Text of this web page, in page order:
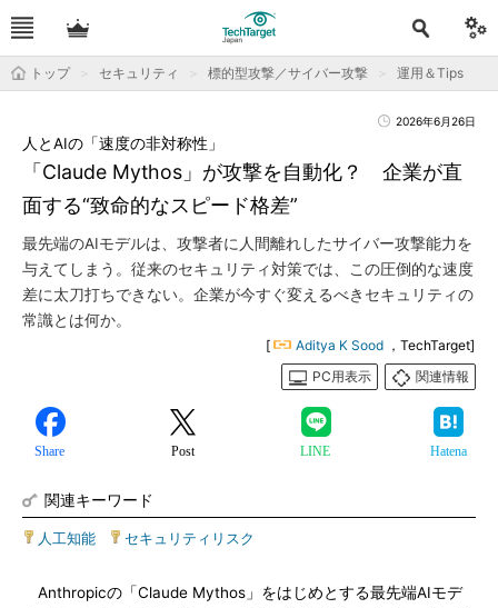
トップ セキュリティ 標的型攻撃／サイバー攻撃 運用＆Tips
2026年6月26日
「Claude Mythos」が攻撃を自動化？ 企業が直
面する“致命的なスピード格差”
人とAIの「速度の非対称性」
最先端のAIモデルは、攻撃者に人間離れしたサイバー攻撃能力を
与えてしまう。従来のセキュリティ対策では、この圧倒的な速度
差に太刀打ちできない。企業が今すぐ変えるべきセキュリティの
常識とは何か。
[ Aditya K Sood ，TechTarget]
PC用表示
関連情報
Share Post LINE Hatena
関連キーワード
人工知能 セキュリティリスク
Anthropicの「Claude Mythos」をはじめとする最先端AIモデ